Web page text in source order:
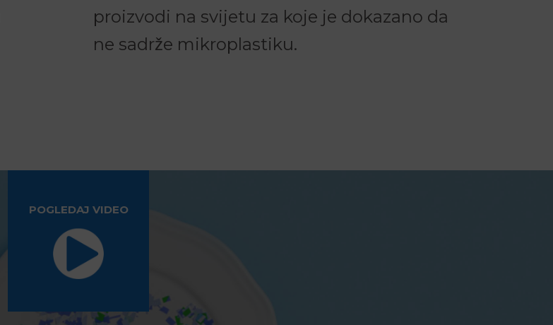
proizvodi na svijetu za koje je dokazano da
ne sadrže mikroplastiku.
POGLEDAJ VIDEO